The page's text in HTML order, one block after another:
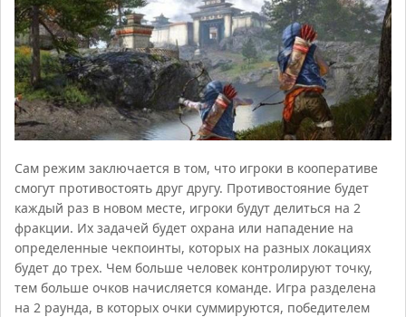
Сам режим заключается в том, что игроки в кооперативе
смогут противостоять друг другу. Противостояние будет
каждый раз в новом месте, игроки будут делиться на 2
фракции. Их задачей будет охрана или нападение на
определенные чекпоинты, которых на разных локациях
будет до трех. Чем больше человек контролируют точку,
тем больше очков начисляется команде. Игра разделена
на 2 раунда, в которых очки суммируются, победителем